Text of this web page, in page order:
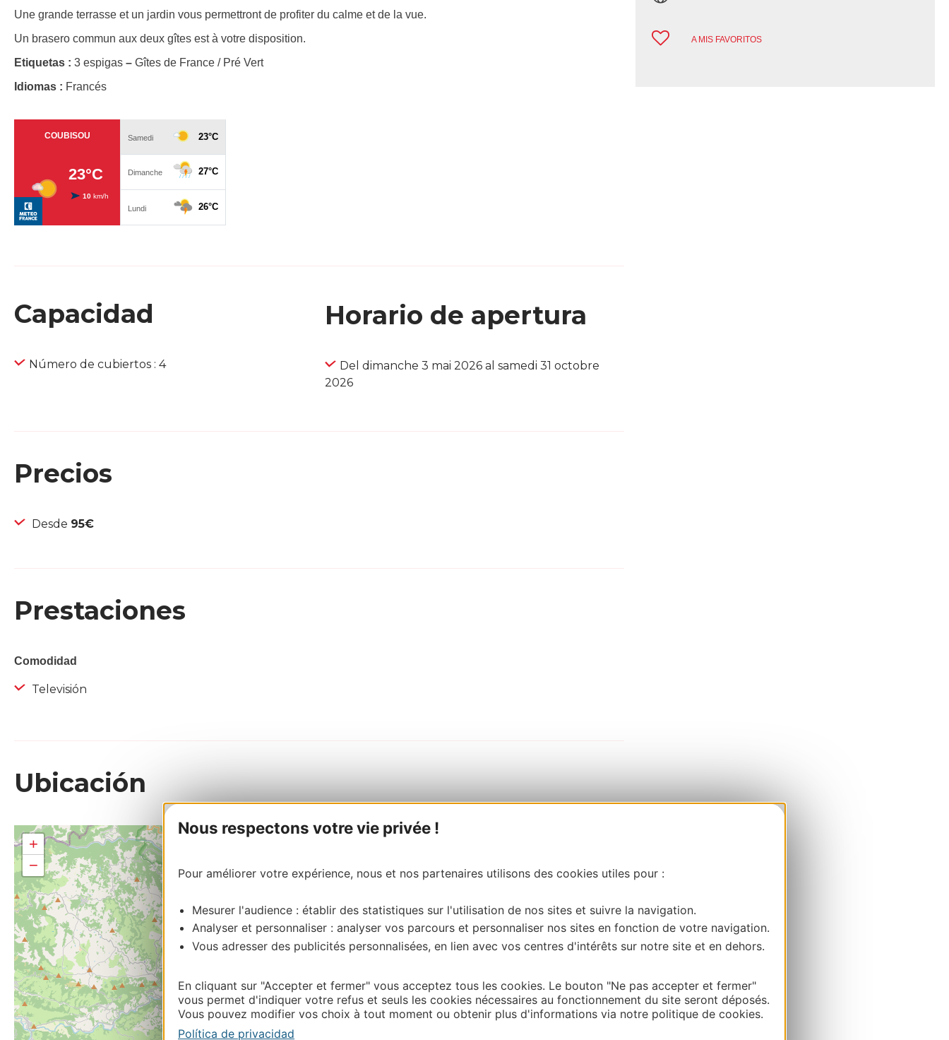
Nous respectons votre vie privée !
Pour améliorer votre expérience, nous et nos partenaires utilisons des cookies utiles pour :
Mesurer l'audience : établir des statistiques sur l'utilisation de nos sites et suivre la navigation.
Analyser et personnaliser : analyser vos parcours et personnaliser nos sites en fonction de votre navigation.
Vous adresser des publicités personnalisées, en lien avec vos centres d'intérêts sur notre site et en dehors.
En cliquant sur "Accepter et fermer" vous acceptez tous les cookies. Le bouton "Ne pas accepter et fermer"
vous permet d'indiquer votre refus et seuls les cookies nécessaires au fonctionnement du site seront déposés.
Vous pouvez modifier vos choix à tout moment ou obtenir plus d'informations via notre politique de cookies.
Política de privacidad
Une grande terrasse et un jardin vous permettront de profiter du calme et de la vue.
Un brasero commun aux deux gîtes est à votre disposition.
Etiquetas : 3 espigas – Gîtes de France / Pré Vert
Idiomas : Francés
Capacidad
Número de cubiertos : 4
Horario de apertura
Del dimanche 3 mai 2026 al samedi 31 octobre
2026
Precios
Desde 95€
Prestaciones
Comodidad
Televisión
Ubicación
+
−
A MIS FAVORITOS